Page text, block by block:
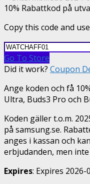
10% Rabattkod på
Copy this code and
Go To Store
Did it work? Coupon
Ange koden och få
Ultra, Buds3 Pro och
Koden gäller t.o.m.
på samsung.se.
anges i kassan och
erbjudanden, men
Expires: Expires 2026-